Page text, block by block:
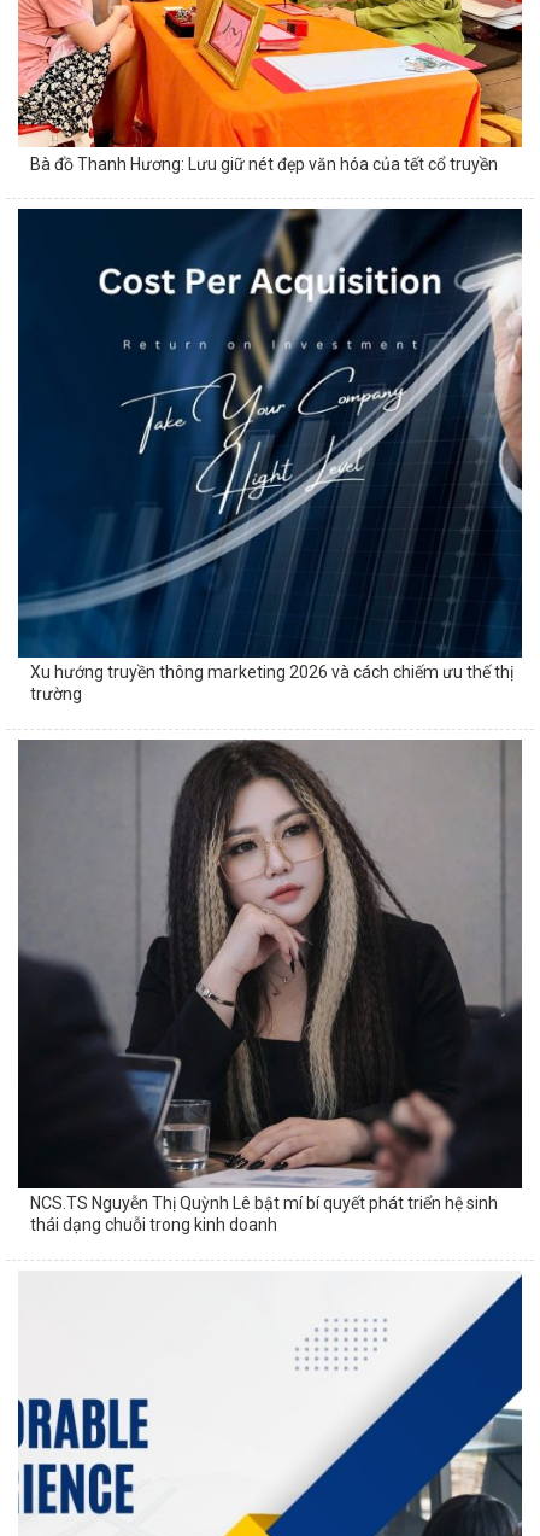
Bà đồ Thanh Hương: Lưu giữ nét đẹp văn hóa của tết cổ truyền
Xu hướng truyền thông marketing 2026 và cách chiếm ưu thế thị
trường
NCS.TS Nguyễn Thị Quỳnh Lê bật mí bí quyết phát triển hệ sinh
thái dạng chuỗi trong kinh doanh